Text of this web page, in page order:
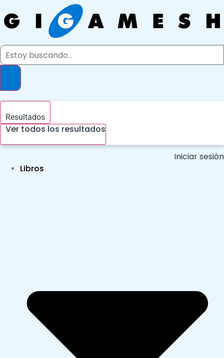
al
contenido
Search
Resultados
Ver todos los resultados
Iniciar sesión
Libros